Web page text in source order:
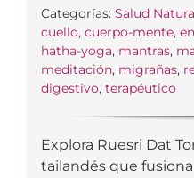
Categorías: Salud
cuello, cuerpo-mente,
hatha-yoga, mantras,
meditación, migrañas,
digestivo, terapéutico
Explora Ruesri Dat
tailandés que